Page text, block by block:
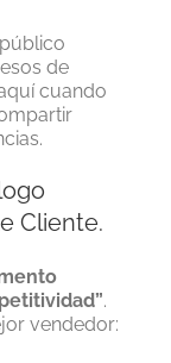
de
cuando
Cliente.
.
vendedor: